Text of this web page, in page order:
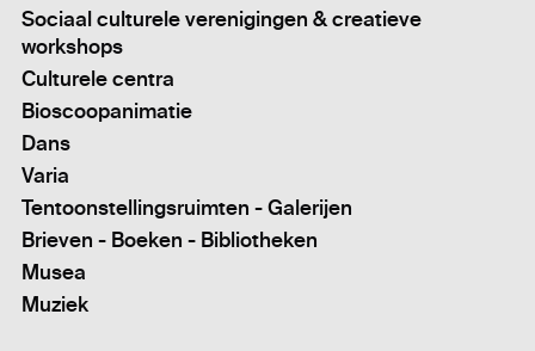
Sociaal culturele verenigingen & creatieve
workshops
Culturele centra
Bioscoopanimatie
Dans
Varia
Tentoonstellingsruimten - Galerijen
Brieven - Boeken - Bibliotheken
Musea
Muziek